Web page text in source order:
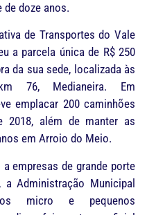
de doze anos.
de Transportes do Vale
a parcela única de R$ 250
da sua sede, localizada às
76, Medianeira. Em
emplacar 200 caminhões
além de manter as
em Arroio do Meio.
empresas de grande porte
Administração Municipal
micro e pequenos